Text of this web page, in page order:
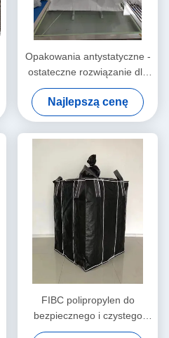
Opakowania antystatyczne -
ostateczne rozwiązanie dla
potrzeb wodoodpornych
Najlepszą cenę
FIBC polipropylen do
bezpiecznego i czystego
transportu